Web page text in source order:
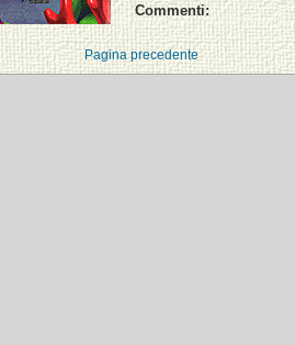
Commenti:
Pagina precedente